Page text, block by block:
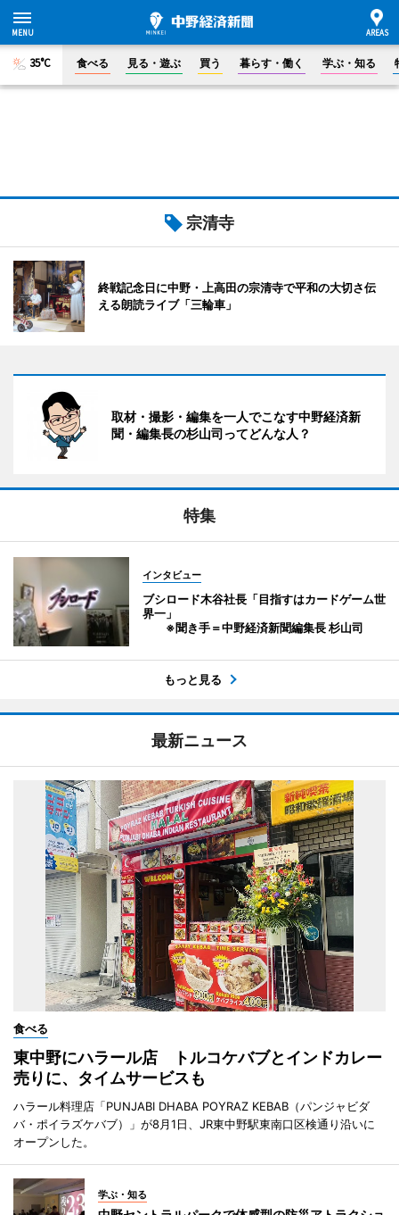
35°C 食べる 見る・遊ぶ 買う 暮らす・働く 学ぶ・知る
宗清寺
終戦記念日に中野・上高田の宗清寺で平和の大切さ伝
える朗読ライブ「三輪車」
取材・撮影・編集を一人でこなす中野経済新
聞・編集長の杉山司ってどんな人？
特集
インタビュー
ブシロード木谷社長「目指すはカードゲーム世
界一」
※聞き手＝中野経済新聞編集長 杉山司
もっと見る
最新ニュース
食べる
東中野にハラール店 トルコケバブとインドカレー
売りに、タイムサービスも
ハラール料理店「PUNJABI DHABA POYRAZ KEBAB（パンジャビダ
バ・ポイラズケバブ）」が8月1日、JR東中野駅東南口区検通り沿いに
オープンした。
学ぶ・知る